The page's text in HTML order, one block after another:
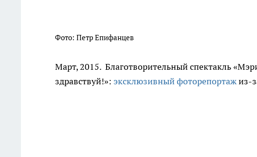
Фото: Петр Епифанцев
Март, 2015. Благотворительный спектакль
здравствуй!»: эксклюзивный фоторепортажиз-